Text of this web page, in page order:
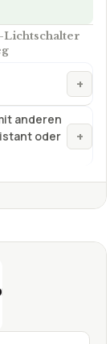
+
anderen
oder
+